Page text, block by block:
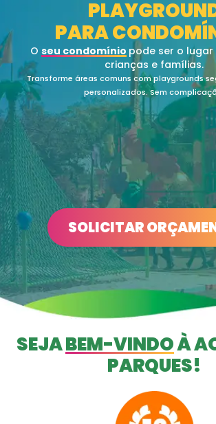
PARA
O seu condomínio pode ser o
crianças e famílias.
Transforme áreas comuns com playgrounds
personalizados. Sem
SOLICITAR
SEJABEM-VINDOÀ
PARQUES!